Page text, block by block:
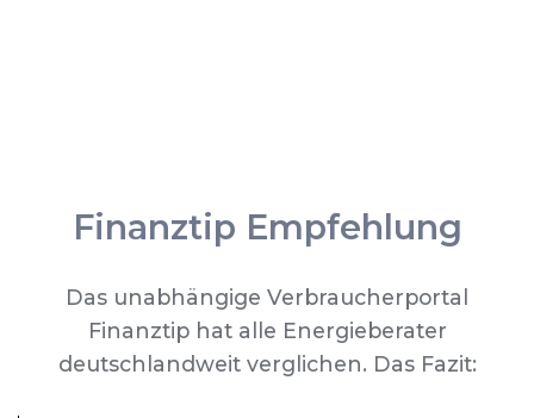
Finanztip Empfehlung
Das unabhängige Verbraucherportal
Finanztip hat alle Energieberater
deutschlandweit verglichen. Das Fazit: